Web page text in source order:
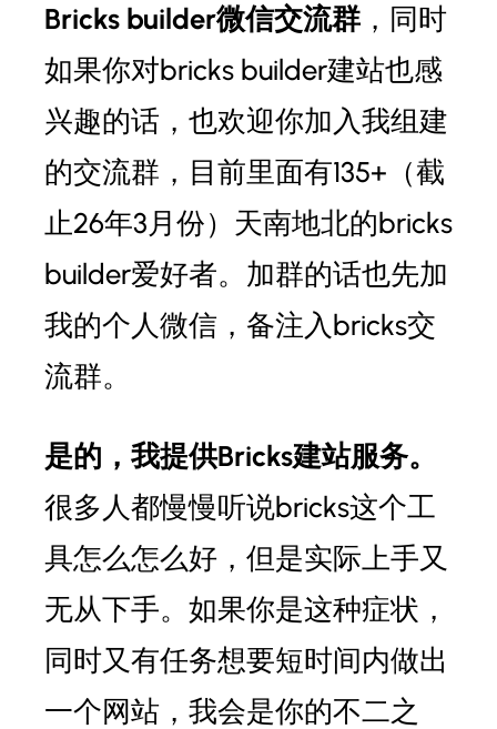
Bricks builder微信交流群 ，同时
如果你对bricks builder建站也感
兴趣的话，也欢迎你加入我组建
的交流群，目前里面有135+（截
止26年3月份）天南地北的bricks
builder爱好者。加群的话也先加
我的个人微信，备注入bricks交
流群。
是的，我提供Bricks建站服务。
很多人都慢慢听说bricks这个工
具怎么怎么好，但是实际上手又
无从下手。如果你是这种症状，
同时又有任务想要短时间内做出
一个网站，我会是你的不二之